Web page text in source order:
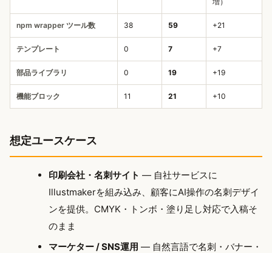
npm wrapper ツール数 38 59 +21
テンプレート 0 7 +7
部品ライブラリ 0 19 +19
機能ブロック 11 21 +10
想定ユースケース
印刷会社・名刺サイト — 自社サービスに
Illustmakerを組み込み、顧客にAI操作の名刺デザイ
ンを提供。CMYK・トンボ・塗り足し対応で入稿そ
のまま
マーケター / SNS運用 — 自然言語で名刺・バナー・